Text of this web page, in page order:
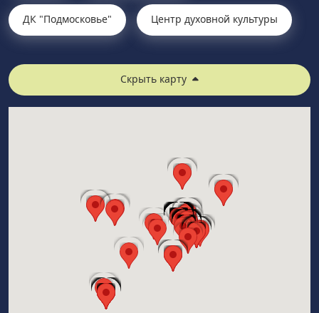
ДК "Подмосковье" Центр духовной культуры
Скрыть карту